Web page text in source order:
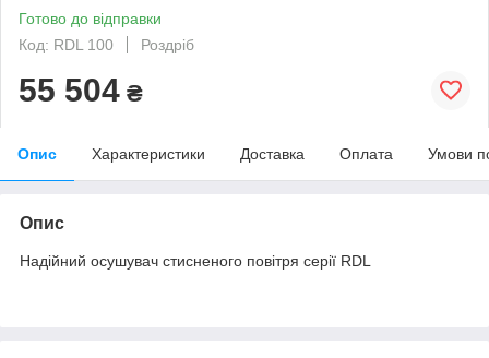
Готово до відправки
Код: RDL 100
Роздріб
55 504 ₴
Опис Характеристики Доставка Оплата Умови
Опис
Надійний осушувач стисненого повітря серії RDL